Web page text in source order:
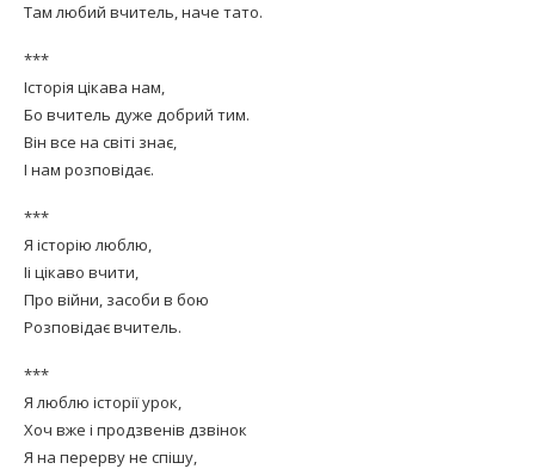
Там любий вчитель, наче тато.
***
Історія цікава нам,
Бо вчитель дуже добрий тим.
Він все на світі знає,
І нам розповідає.
***
Я історію люблю,
Іі цікаво вчити,
Про війни, засоби в бою
Розповідає вчитель.
***
Я люблю історії урок,
Хоч вже і продзвенів дзвінок
Я на перерву не спішу,